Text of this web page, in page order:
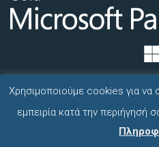
© 2026 INLINE T.C. Ltd. | Hosted on
Χρησιμοποιούμε cookies για να
εμπειρία κατά την περιήγησή